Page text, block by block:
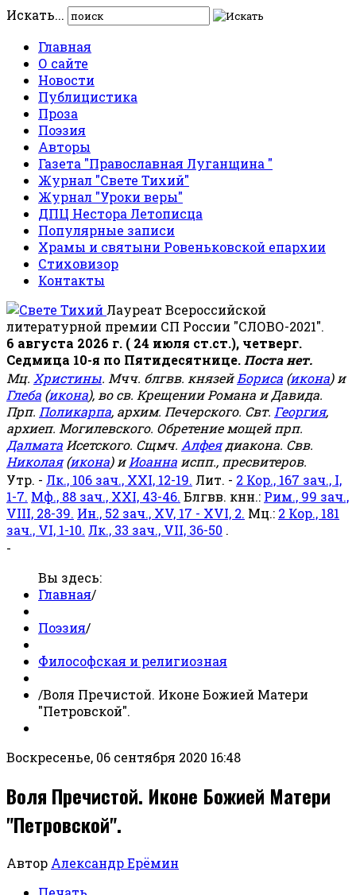
Искать...
Главная
О сайте
Новости
Публицистика
Проза
Поэзия
Авторы
Газета "Православная Луганщина "
Журнал "Свете Тихий"
Журнал "Уроки веры"
ДПЦ Нестора Летописца
Популярные записи
Храмы и святыни Ровеньковской епархии
Стиховизор
Контакты
Лауреат Всероссийской
литературной премии СП России "СЛОВО-2021".
6 августа 2026 г. ( 24 июля ст.ст.), четверг.
Седмица 10-я по Пятидесятнице. Поста нет.
Мц. Христины. Мчч. блгвв. князейБориса (икона) и
Глеба (икона), во св. Крещении Романа и Давида.
Прп. Поликарпа, архим. Печерского. Свт. Георгия,
архиеп. Могилевского. Обретение мощей прп.
Далмата Исетского. Сщмч. Алфеядиакона. Свв.
Николая(икона) иИоанна испп., пресвитеров.
Утр. - Лк., 106 зач., XXI, 12-19. Лит. - 2 Кор., 167 зач., I,
1-7. Мф., 88 зач., XXI, 43-46. Блгвв. кнн.: Рим., 99 зач.,
VIII, 28-39. Ин., 52 зач., XV, 17 - XVI, 2. Мц.: 2 Кор., 181
зач., VI, 1-10. Лк., 33 зач., VII, 36-50 .
-
Вы здесь:
Главная/
Поэзия/
Философская и религиозная
/Воля Пречистой. Иконе Божией Матери
"Петровской".
Воскресенье, 06 сентября 2020 16:48
Воля Пречистой. Иконе Божией Матери
"Петровской".
Автор Александр Ерёмин